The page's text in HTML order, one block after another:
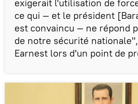
exigerait l'utilisation de
ce qui — et le président
est convaincu — ne répond
de notre sécurité
Earnest lors d'un point de